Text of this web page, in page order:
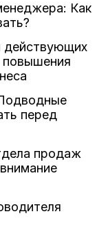
Как
действующих
повышения
перед
продаж